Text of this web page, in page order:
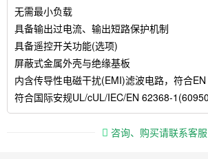
无需最小负载
具备输出过电流、输出短路保护机制
具备遥控开关功能(选项)
屏蔽式金属外壳与绝缘基板
内含传导性电磁干扰(EMI)滤波电路，符合
符合国际安规UL/cUL/IEC/EN 62368-
咨询、购买请联系客服